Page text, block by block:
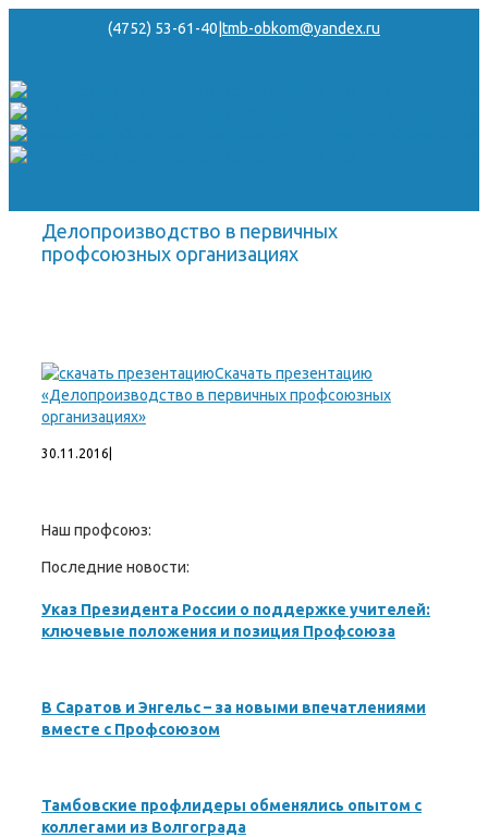
(4752) 53-61-40 tmb-obkom@yandex.ru
Делопроизводство в первичных
профсоюзных организациях
Скачать презентацию
«Делопроизводство в первичных профсоюзных
организациях»
30.11.2016
Наш профсоюз:
Последние новости:
Указ Президента России о поддержке учителей:
ключевые положения и позиция Профсоюза
В Саратов и Энгельс – за новыми впечатлениями
вместе с Профсоюзом
Тамбовские профлидеры обменялись опытом с
коллегами из Волгограда